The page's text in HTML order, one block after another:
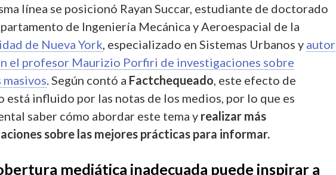
línea se posicionó Rayan Succar, estudiante de doctorado
de Ingeniería Mecánica y Aeroespacial de la
de Nueva York , especializado en Sistemas Urbanos y autor
el profesor Maurizio Porfiri de investigaciones sobre
. Según contó a Factchequeado , este efecto de
está influido por las notas de los medios, por lo que es
saber cómo abordar este tema y realizar más
sobre las mejores prácticas para informar.
mediática inadecuada puede inspirar a